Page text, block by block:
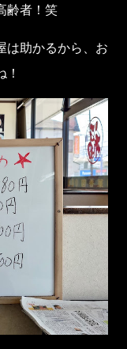
齢者！笑
は助かるから、お